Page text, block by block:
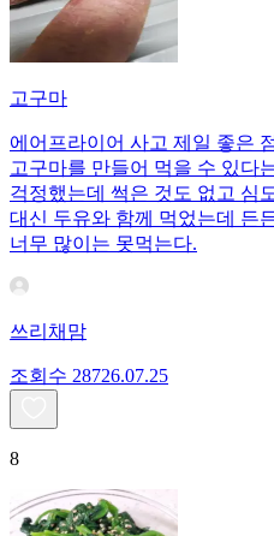
고구마
에어프라이어 사고 제일 좋은
고구마를 만들어 먹을 수 있다
걱정했는데 썩은 것도 없고 심
대신 두유와 함께 먹었는데 든
너무 많이는 못먹는다.
쓰리채맘
조회수 28726.07.25
8